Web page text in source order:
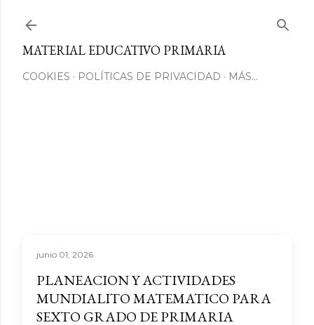
MATERIAL EDUCATIVO PRIMARIA
COOKIES POLÍTICAS DE PRIVACIDAD MÁS…
junio 01, 2026
PLANEACION Y ACTIVIDADES
MUNDIALITO MATEMATICO PARA
SEXTO GRADO DE PRIMARIA